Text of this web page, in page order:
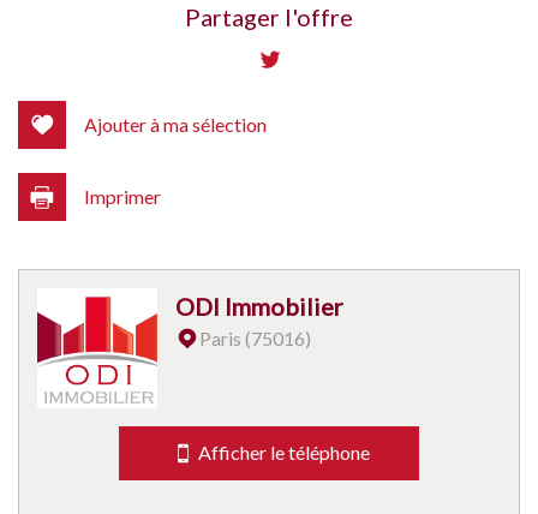
Leaflet |
Bar
Collège
École maternelle
Partager l'offre
Ajouter à ma sélection
Imprimer
ODI Immobilier
Paris (75016)
Afficher le téléphone